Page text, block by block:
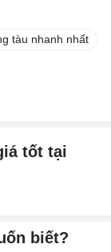
tàu nhanh nhất
tốt tại
biết?